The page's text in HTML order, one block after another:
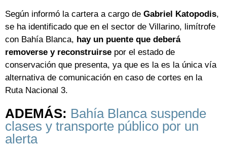
Según informó la cartera a cargo de Gabriel Katopodis,
se ha identificado que en el sector de Villarino, limítrofe
con Bahía Blanca, hay un puente que deberá
removerse y reconstruirse por el estado de
conservación que presenta, ya que es la es la única vía
alternativa de comunicación en caso de cortes en la
Ruta Nacional 3.
ADEMÁS: Bahía Blanca suspende
clases y transporte público por un
alerta